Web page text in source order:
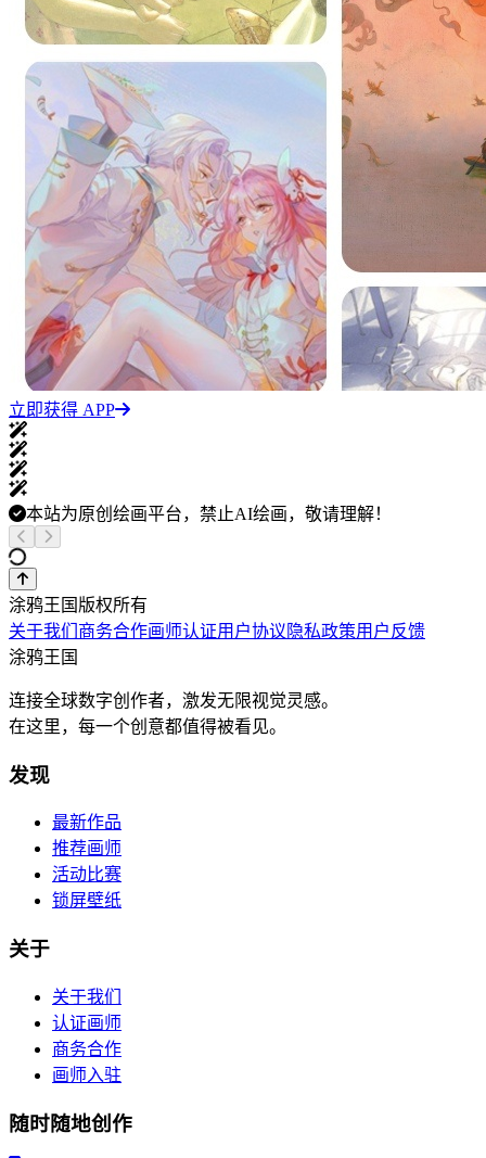
立即获得 APP
本站为原创绘画平台，禁止AI绘画，敬请理解！
涂鸦王国版权所有
关于我们 商务合作画师认证用户协议 隐私政策用户反馈
涂鸦王国
连接全球数字创作者，激发无限视觉灵感。
在这里，每一个创意都值得被看见。
发现
最新作品
推荐画师
活动比赛
锁屏壁纸
关于
关于我们
认证画师
商务合作
画师入驻
随时随地创作